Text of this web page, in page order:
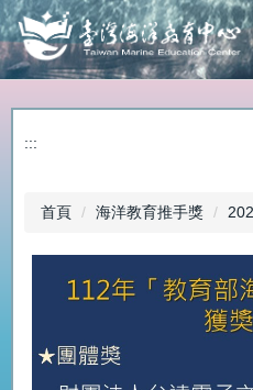
跳
到
主
要
內
:::
首頁 海洋教育推手獎